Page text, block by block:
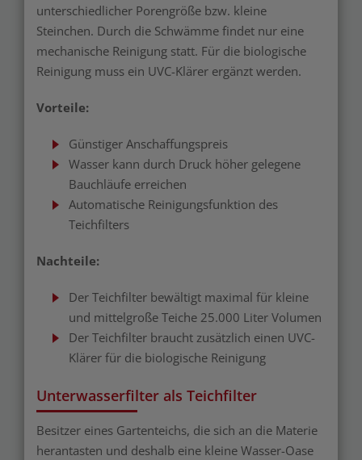
unterschiedlicher Porengröße bzw. kleine
Steinchen. Durch die Schwämme findet nur eine
mechanische Reinigung statt. Für die biologische
Reinigung muss ein UVC-Klärer ergänzt werden.
Vorteile:
Günstiger Anschaffungspreis
Wasser kann durch Druck höher gelegene
Bauchläufe erreichen
Automatische Reinigungsfunktion des
Teichfilters
Nachteile:
Der Teichfilter bewältigt maximal für kleine
und mittelgroße Teiche 25.000 Liter Volumen
Der Teichfilter braucht zusätzlich einen UVC-
Klärer für die biologische Reinigung
Unterwasserfilter als Teichfilter
Besitzer eines Gartenteichs, die sich an die Materie
herantasten und deshalb eine kleine Wasser-Oase